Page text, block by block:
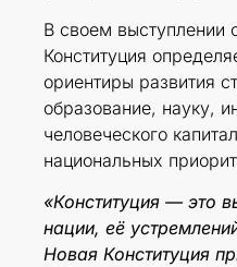
В своем выступлении
Конституция
ориентиры развития
образование, науку,
человеческого
национальных
«Конституция — это
нации, её
Новая Конституция